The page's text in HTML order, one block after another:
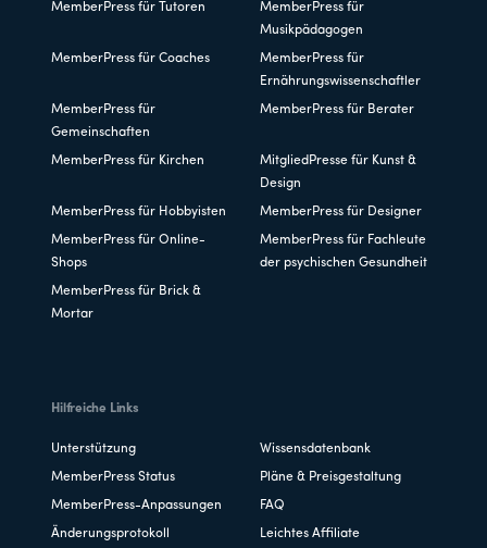
MemberPress für Tutoren
MemberPress für
Musikpädagogen
MemberPress für Coaches
MemberPress für
Ernährungswissenschaftler
MemberPress für
Gemeinschaften
MemberPress für Berater
MemberPress für Kirchen
MitgliedPresse für Kunst &
Design
MemberPress für Hobbyisten MemberPress für Designer
MemberPress für Online-
Shops
MemberPress für Fachleute
der psychischen Gesundheit
MemberPress für Brick &
Mortar
Hilfreiche Links
Unterstützung Wissensdatenbank
MemberPress Status Pläne & Preisgestaltung
MemberPress-Anpassungen FAQ
Änderungsprotokoll Leichtes Affiliate